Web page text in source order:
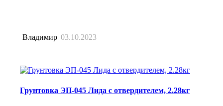
Владимир 03.10.2023
Грунтовка ЭП-045 Лида с отвердителем, 2.28кг